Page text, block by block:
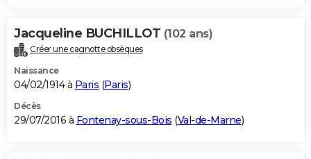
Jacqueline BUCHILLOT (102 ans)
Créer une cagnotte obsèques
Naissance
04/02/1914 à Paris (Paris)
Décès
29/07/2016 à Fontenay-sous-Bois (Val-de-Marne)